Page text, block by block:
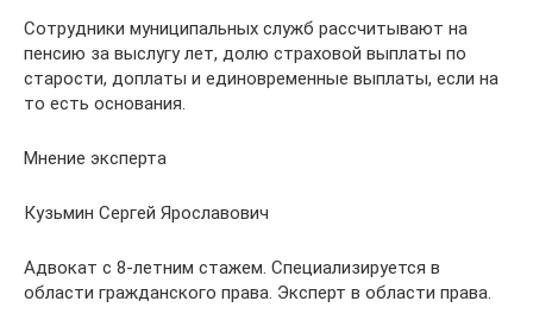
Сотрудники муниципальных служб рассчитывают на
пенсию за выслугу лет, долю страховой выплаты по
старости, доплаты и единовременные выплаты, если на
то есть основания.
Мнение эксперта
Кузьмин Сергей Ярославович
Адвокат с 8-летним стажем. Специализируется в
области гражданского права. Эксперт в области права.